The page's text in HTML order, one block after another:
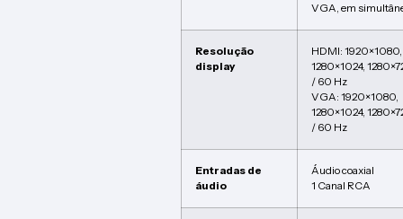
VGA, em
Resolução
display
HDMI: 1920×1080,
1280×1024,
/ 60 Hz
VGA: 1920×1080,
1280×1024,
/ 60 Hz
Entradas de
áudio
Áudio coaxial
1 Canal RCA